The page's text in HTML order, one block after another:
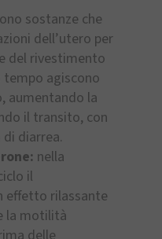
sostanze che
dell’utero per
del rivestimento
agiscono
aumentando la
il transito, con
diarrea.
nella
il
effetto rilassante
la motilità